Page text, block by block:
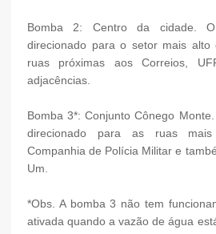
Bomba 2: Centro da cidade. O
direcionado para o setor mais alto
ruas próximas aos Correios,
adjacências.
Bomba 3*: Conjunto Cônego
direcionado para as ruas
Companhia de Polícia Militar e
Um.
*Obs. A bomba 3 não tem
ativada quando a vazão de água